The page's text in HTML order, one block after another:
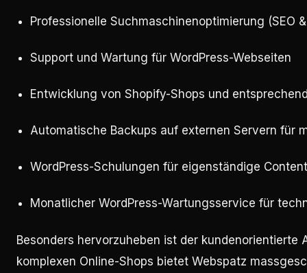
Professionelle Suchmaschinenoptimierung (SEO
Support und Wartung für WordPress-Webseiten
Entwicklung von Shopify-Shops und
Automatische Backups auf externen Servern für
WordPress-Schulungen für eigenständige
Monatlicher WordPress-Wartungsservice für
Besonders hervorzuheben ist der
komplexen Online-Shops bietet Webspatz